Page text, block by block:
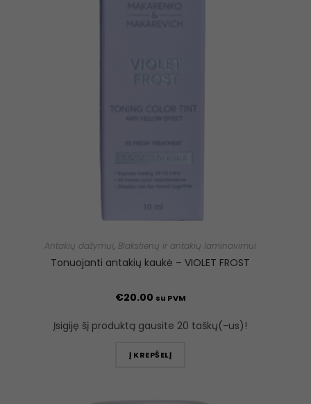
Antakių dažymui, Blakstienų ir antakių laminavimui
Tonuojanti antakių kaukė – VIOLET FROST
€20.00 su PVM
Įsigiję šį produktą gausite 20 taškų(-us)!
Į KREPŠELĮ